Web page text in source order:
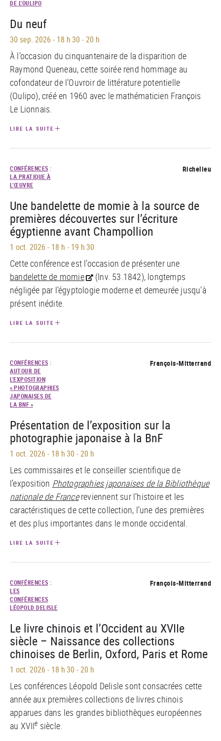
DE L'OULIPO
Du neuf
30 sep. 2026 - 18 h 30 - 20 h
À l’occasion du cinquantenaire de la disparition de
Raymond Queneau, cette soirée rend hommage au
cofondateur de l’Ouvroir de littérature potentielle
(Oulipo), créé en 1960 avec le mathématicien François
Le Lionnais.
LIRE LA SUITE
CONFÉRENCES :
LA PRATIQUE À
L’ŒUVRE
Richelieu
Une bandelette de momie à la source de
premières découvertes sur l’écriture
égyptienne avant Champollion
1 oct. 2026 - 18 h - 19 h 30
Cette conférence est l’occasion de présenter une
bandelette de momie
(Inv. 53.1842), longtemps
négligée par l’égyptologie moderne et demeurée jusqu’à
présent inédite.
LIRE LA SUITE
CONFÉRENCES :
AUTOUR DE
L'EXPOSITION
« PHOTOGRAPHIES
JAPONAISES DE
LA BNF »
François-Mitterrand
Présentation de l’exposition sur la
photographie japonaise à la BnF
1 oct. 2026 - 18 h 30 - 20 h
Les commissaires et le conseiller scientifique de
l’exposition Photographies japonaises de la Bibliothèque
nationale de Francereviennent sur l’histoire et les
caractéristiques de cette collection, l’une des premières
et des plus importantes dans le monde occidental.
LIRE LA SUITE
CONFÉRENCES :
LES
CONFÉRENCES
LÉOPOLD DELISLE
François-Mitterrand
Le livre chinois et l’Occident au XVIIe
siècle – Naissance des collections
chinoises de Berlin, Oxford, Paris et Rome
1 oct. 2026 - 18 h 30 - 20 h
Les conférences Léopold Delisle sont consacrées cette
année aux premières collections de livres chinois
apparues dans les grandes bibliothèques européennes
au XVIIe siècle.